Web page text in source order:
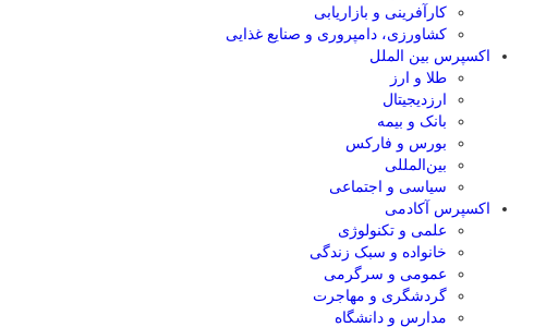
کارآفرینی و بازاریابی
کشاورزی، دامپروری و صنایع غذایی
اکسپرس بین الملل
طلا و ارز
ارزدیجیتال
بانک و بیمه
بورس و فارکس
بین‌المللی
سیاسی و اجتماعی
اکسپرس آکادمی
علمی و تکنولوژی
خانواده و سبک زندگی
عمومی و سرگرمی
گردشگری و مهاجرت
مدارس و دانشگاه